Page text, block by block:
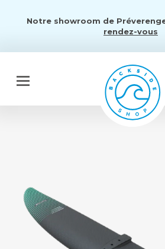
Notre showroom de
rendez-vous